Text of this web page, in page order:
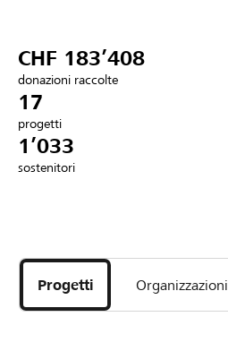
Collegarsi
DE FR IT
CHF 183’408
donazioni raccolte
17
progetti
1’033
sostenitori
i
progetti
e
Progetti Organizzazioni